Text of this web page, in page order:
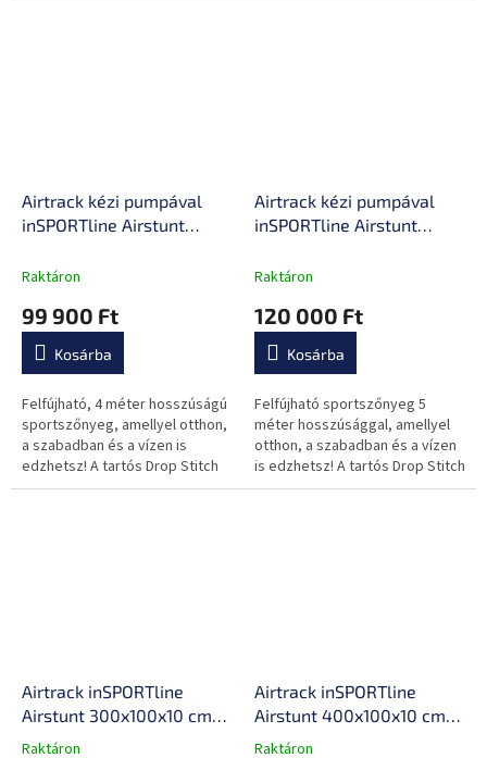
Airtrack kézi pumpával
inSPORTline Airstunt
Stitch technológia,
megerősített varratok
Raktáron
99 900 Ft
Kosárba
Felfújható, 4 méter hosszúságú
sportszőnyeg, amellyel otthon,
a szabadban és a vízen is
edzhetsz! A tartós Drop Stitch
anyagnak köszönhetően
Airtrack kézi pumpával
inSPORTline Airstunt
Stitch technológia,
megerősített varratok
Raktáron
120 000 Ft
Kosárba
Felfújható sportszőnyeg 5
méter hosszúsággal, amellyel
otthon, a szabadban és a vízen
is edzhetsz! A tartós Drop Stitch
anyagnak köszönhetően
Airtrack inSPORTline
Airstunt 300x100x10 cm
korallszínű rózsaszín,
A
Raktáron
Airtrack inSPORTline
Airstunt 400x100x10 cm
korallrózsaszín,
A
Raktáron